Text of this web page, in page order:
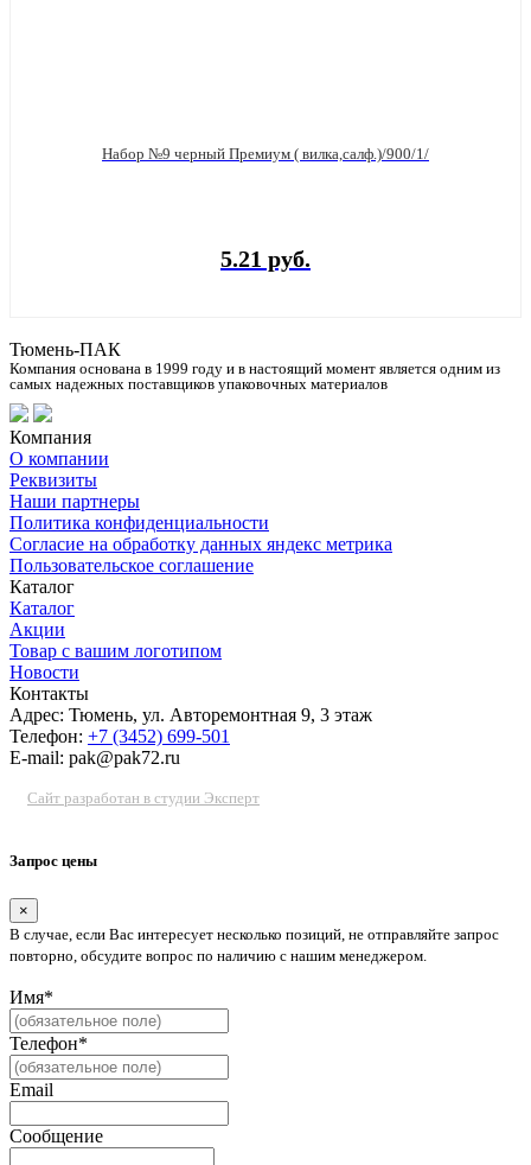
Набор №9 черный Премиум ( вилка,салф.)/900/1/
5.21 руб.
Тюмень-ПАК
Компания основана в 1999 году и в настоящий момент является одним из
самых надежных поставщиков упаковочных материалов
Компания
О компании
Реквизиты
Наши партнеры
Политика конфиденциальности
Согласие на обработку данных яндекс метрика
Пользовательское соглашение
Каталог
Каталог
Акции
Товар с вашим логотипом
Новости
Контакты
Адрес: Тюмень, ул. Авторемонтная 9, 3 этаж
Телефон: +7 (3452) 699-501
E-mail: pak@pak72.ru
Сайт разработан в студии Эксперт
Запрос цены
×
В случае, если Вас интересует несколько позиций, не отправляйте запрос
повторно, обсудите вопрос по наличию с нашим менеджером.
Имя*
Телефон*
Email
Сообщение